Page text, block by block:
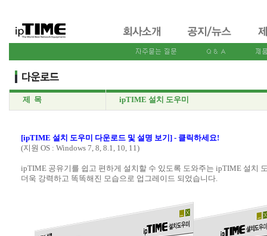
제 목 ipTIME 설치 도우미
[ipTIME 설치 도우미 다운로드 및 설명 보기] - 클릭하세요!
(지원 OS : Windows 7, 8, 8.1, 10, 11)
ipTIME 공유기를 쉽고 편하게 설치할 수 있도록 도와주는 ipTIME 설치
더욱 강력하고 똑똑해진 모습으로 업그레이드 되었습니다.